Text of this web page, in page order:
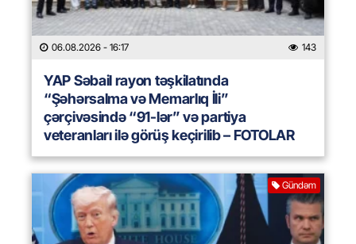
06.08.2026 - 16:17 143
YAP Səbail rayon təşkilatında
“Şəhərsalma və Memarlıq İli”
çərçivəsində “91-lər” və partiya
veteranları ilə görüş keçirilib – FOTOLAR
Gündəm